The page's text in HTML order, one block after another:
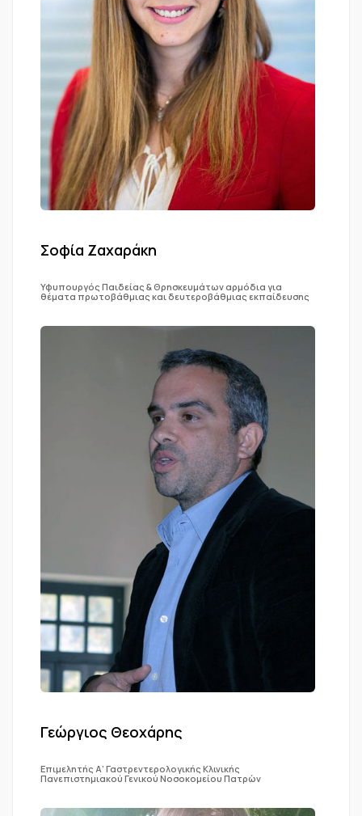
Σοφία Ζαχαράκη
Υφυπουργός Παιδείας & Θρησκευμάτων αρμόδια για
θέματα πρωτοβάθμιας και δευτεροβάθμιας εκπαίδευσης
Γεώργιος Θεοχάρης
Επιμελητής Α’ Γαστρεντερολογικής Κλινικής
Πανεπιστημιακού Γενικού Νοσοκομείου Πατρών